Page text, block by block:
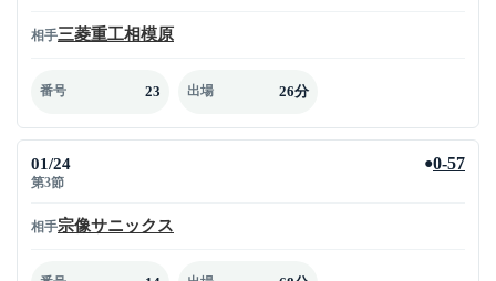
相手三菱重工相模原
番号 23 出場 26分
01/24
第3節
●0-57
相手宗像サニックス